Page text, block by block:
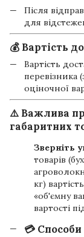
Після
для
💰 Вартість
Вартість
перевізника
оціночної
⚠️ Важлива
габаритних
Зверніть
товарів
кг)
«об'ємну
вартості
💳